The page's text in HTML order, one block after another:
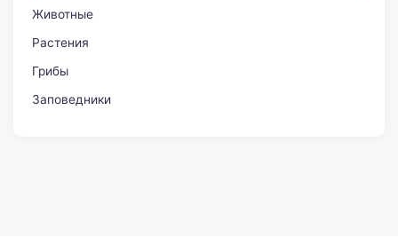
Животные
Растения
Грибы
Заповедники